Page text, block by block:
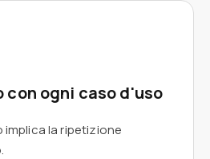
con ogni caso d'uso
la ripetizione